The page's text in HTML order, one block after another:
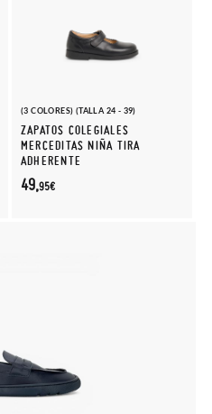
(3 COLORES) (TALLA 24 - 39)
ZAPATOS COLEGIALES
MERCEDITAS NIÑA TIRA
ADHERENTE
49,95€